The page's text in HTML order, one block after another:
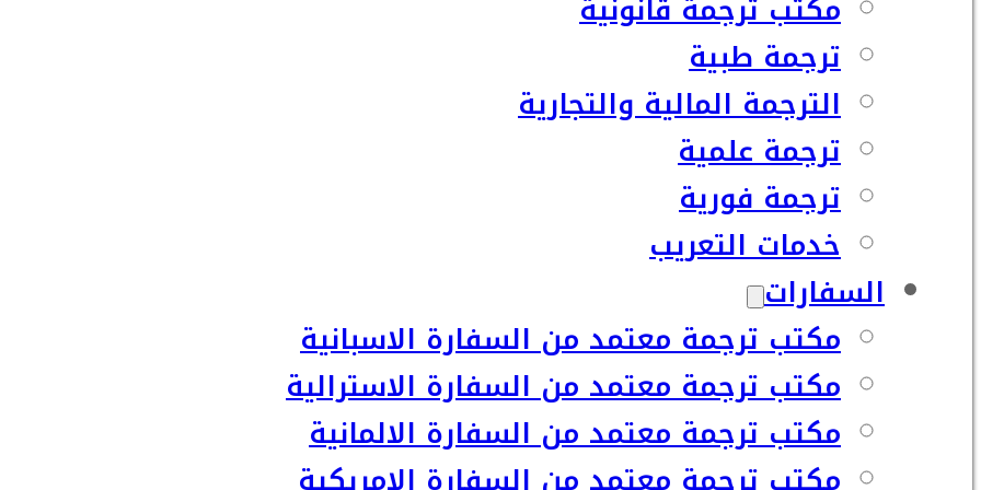
ترجمة طبية
الترجمة المالية والتجارية
ترجمة علمية
ترجمة فورية
خدمات التعريب
السفارات
مكتب ترجمة معتمد من السفارة الاسبانية
مكتب ترجمة معتمد من السفارة الاسترالية
مكتب ترجمة معتمد من السفارة الالمانية